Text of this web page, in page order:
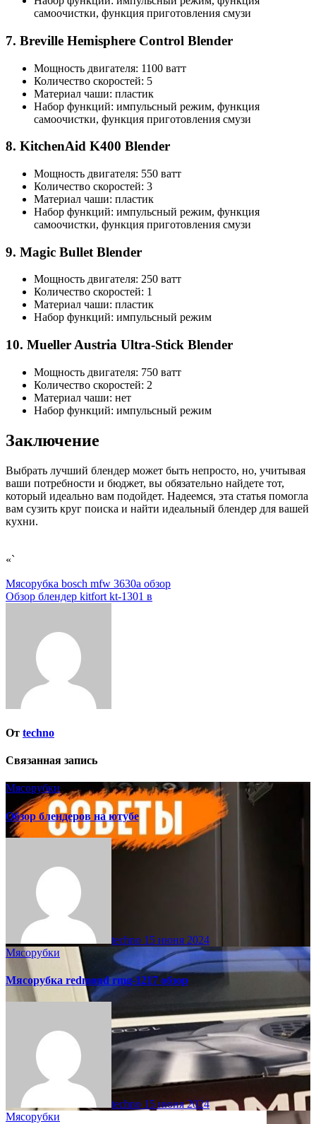
самоочистки, функция приготовления смузи
7. Breville Hemisphere Control Blender
Мощность двигателя: 1100 ватт
Количество скоростей: 5
Материал чаши: пластик
Набор функций: импульсный режим, функция
самоочистки, функция приготовления смузи
8. KitchenAid K400 Blender
Мощность двигателя: 550 ватт
Количество скоростей: 3
Материал чаши: пластик
Набор функций: импульсный режим, функция
самоочистки, функция приготовления смузи
9. Magic Bullet Blender
Мощность двигателя: 250 ватт
Количество скоростей: 1
Материал чаши: пластик
Набор функций: импульсный режим
10. Mueller Austria Ultra-Stick Blender
Мощность двигателя: 750 ватт
Количество скоростей: 2
Материал чаши: нет
Набор функций: импульсный режим
Заключение
Выбрать лучший блендер может быть непросто, но, учитывая
ваши потребности и бюджет, вы обязательно найдете тот,
который идеально вам подойдет. Надеемся, эта статья помогла
вам сузить круг поиска и найти идеальный блендер для вашей
кухни.
«`
Навигация
по
Мясорубка bosch mfw 3630a обзор
Обзор блендер kitfort kt-1301 в
От techno
Связанная запись
Мясорубки
Обзор блендеров на ютубе
techno 15 июня 2024
Мясорубки
Мясорубка redmond rmg-1217 обзор
techno 15 июня 2024
Мясорубки